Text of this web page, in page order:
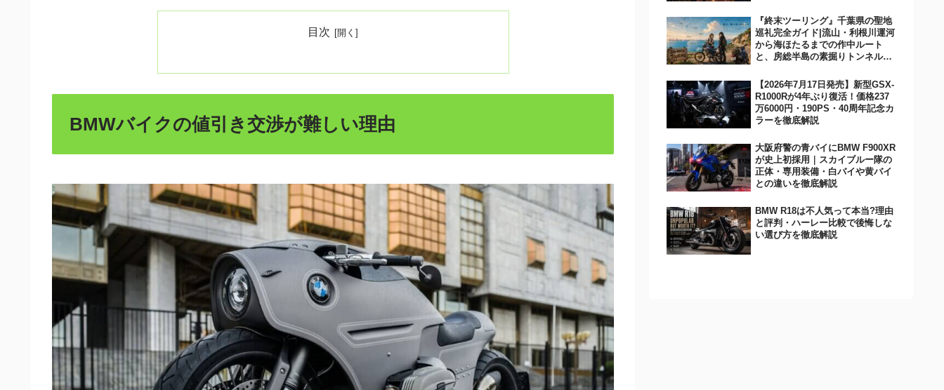
目次
BMWバイクの値引き交渉が難しい理由
『終末ツーリング』千葉県の聖地
巡礼完全ガイド|流山・利根川運河
から海ほたるまでの作中ルート
と、房総半島の素掘りトンネル・
を網羅
【2026年7月17日発売】新型GSX-
R1000Rが4年ぶり復活！価格237
万6000円・190PS・40周年記念カ
ラーを徹底解説
大阪府警の青バイにBMW F900XR
が史上初採用｜スカイブルー隊の
正体・専用装備・白バイや黄バイ
との違いを徹底解説
BMW R18は不人気って本当?理由
と評判・ハーレー比較で後悔しな
い選び方を徹底解説